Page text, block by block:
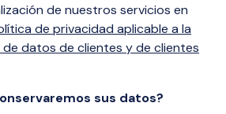
de nuestros servicios en
de privacidad aplicable a la
datos de clientes y de clientes
sus datos?